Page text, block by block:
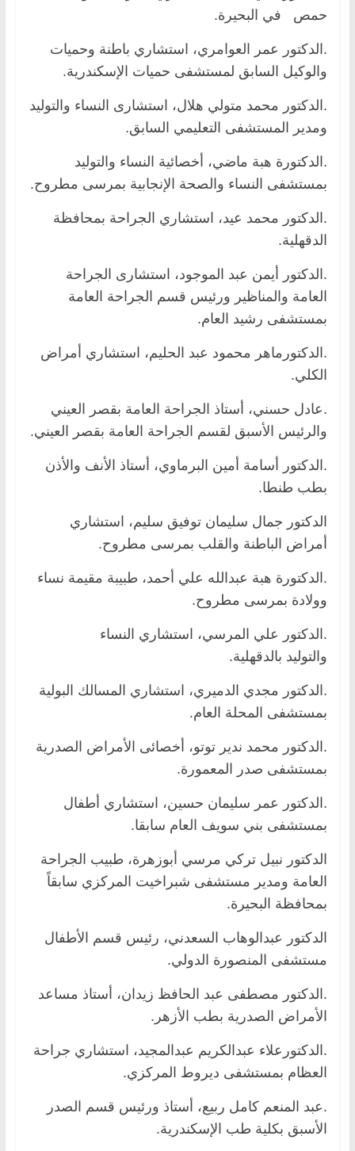
حمص في البحيرة.
.الدكتور عمر العوامري، استشاري باطنة وحميات
والوكيل السابق لمستشفى حميات الإسكندرية.
.الدكتور محمد متولي هلال، استشارى النساء والتوليد
ومدير المستشفى التعليمي السابق.
.الدكتورة هبة ماضي، أخصائية النساء والتوليد
بمستشفى النساء والصحة الإنجابية بمرسى مطروح.
.الدكتور محمد عيد، استشاري الجراحة بمحافظة
الدقهلية.
.الدكتور أيمن عبد الموجود، استشارى الجراحة
العامة والمناظير ورئيس قسم الجراحة العامة
بمستشفى رشيد العام.
.الدكتورماهر محمود عبد الحليم، استشاري أمراض
الكلي.
.عادل حسني، أستاذ الجراحة العامة بقصر العيني
والرئيس الأسبق لقسم الجراحة العامة بقصر العيني.
.الدكتور أسامة أمين البرماوي، أستاذ الأنف والأذن
بطب طنطا.
الدكتور جمال سليمان توفيق سليم، استشاري
أمراض الباطنة والقلب بمرسى مطروح.
.الدكتورة هبة عبدالله علي أحمد، طبيبة مقيمة نساء
وولادة بمرسى مطروح.
.الدكتور علي المرسي، استشاري النساء
والتوليد بالدقهلية.
.الدكتور مجدي الدميري، استشاري المسالك البولية
بمستشفى المحلة العام.
.الدكتور محمد ندير توتو، أخصائى الأمراض الصدرية
بمستشفى صدر المعمورة.
.الدكتور عمر سليمان حسين، استشاري أطفال
بمستشفى بني سويف العام سابقا.
الدكتور نبيل تركي مرسي أبوزهرة، طبيب الجراحة
العامة ومدير مستشفى شبراخيت المركزي سابقاً
بمحافظة البحيرة.
الدكتور عبدالوهاب السعدني، رئيس قسم الأطفال
مستشفى المنصورة الدولي.
.الدكتور مصطفى عبد الحافظ زيدان، أستاذ مساعد
الأمراض الصدرية بطب الأزهر.
.الدكتورعلاء عبدالكريم عبدالمجيد، استشاري جراحة
العظام بمستشفى ديروط المركزي.
.عبد المنعم كامل ربيع، أستاذ ورئيس قسم الصدر
الأسبق بكلية طب الإسكندرية.